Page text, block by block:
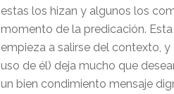
estas los hizan y algunos los
momento de la predicación.
empieza a salirse del contexto,
uso de él) deja mucho que
un bien condimiento mensaje